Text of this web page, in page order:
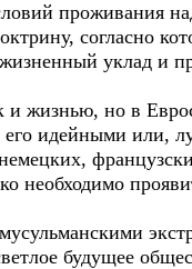
проживания
согласно
уклад и
жизнью, но в
его идейными или,
необходимо
будущее